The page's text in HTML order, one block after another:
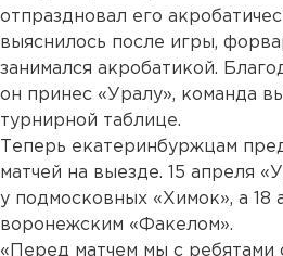
отпраздновал его
выяснилось после игры,
занимался акробатикой.
он принес «Уралу», команда
турнирной таблице.
Теперь екатеринбуржцам
матчей на выезде. 15 апреля
у подмосковных «Химок», а 18
воронежским «Факелом».
«Перед матчем мы с ребятами